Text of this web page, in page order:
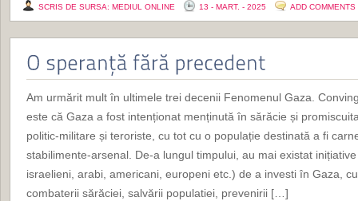
SCRIS DE SURSA: MEDIUL ONLINE 13 - MART. - 2025 ADD COMMENTS
Am urmărit mult în ultimele trei decenii Fenomenul Gaza.
este că Gaza a fost intenționat menținută în sărăcie și
politic-militare și teroriste, cu tot cu o populație destinată a fi
stabilimente-arsenal. De-a lungul timpului, au mai existat
israelieni, arabi, americani, europeni etc.) de a investi în Gaza,
combaterii sărăciei, salvării populatiei, prevenirii […]